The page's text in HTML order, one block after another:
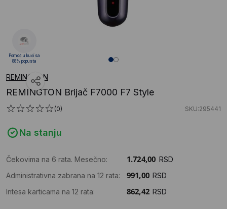
REMINGTON
REMINGTON Brijač F7000 F7 Style
(0) SKU:295441
Na stanju
Čekovima na 6 rata. Mesečno:
RSD
Administrativna zabrana na 12 rata:
RSD
Intesa karticama na 12 rata:
RSD
Pomoć u kući sa
88% popusta